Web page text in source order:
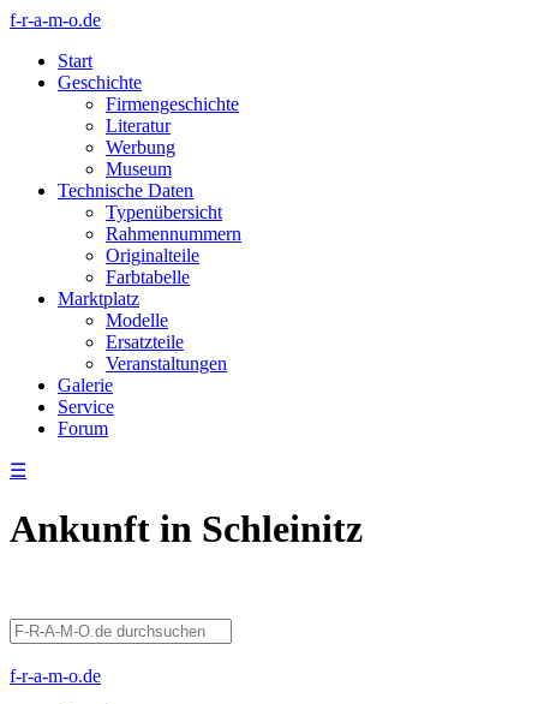
f-r-a-m-o.de
Start
Geschichte
Firmengeschichte
Literatur
Werbung
Museum
Technische Daten
Typenübersicht
Rahmennummern
Originalteile
Farbtabelle
Marktplatz
Modelle
Ersatzteile
Veranstaltungen
Galerie
Service
Forum
☰
Ankunft in Schleinitz
f-r-a-m-o.de